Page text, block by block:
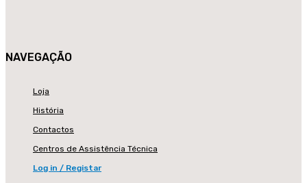
NAVEGAÇÃO
Loja
História
Contactos
Centros de Assistência Técnica
Log in / Registar